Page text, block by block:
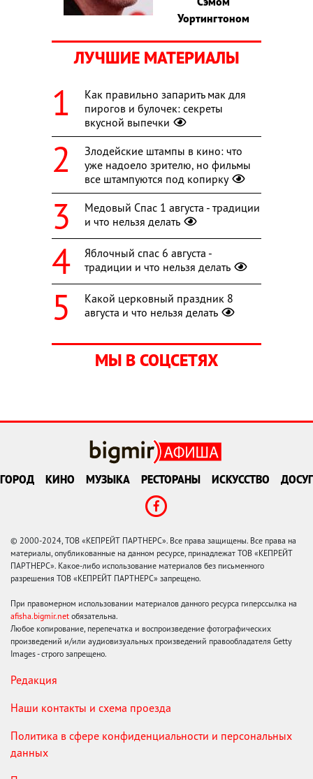
Уортингтоном
ЛУЧШИЕ МАТЕРИАЛЫ
Как правильно запарить мак для
пирогов и булочек: секреты
вкусной выпечки
Злодейские штампы в кино: что
уже надоело зрителю, но фильмы
все штампуются под копирку
Медовый Спас 1 августа - традиции
и что нельзя делать
Яблочный спас 6 августа -
традиции и что нельзя делать
Какой церковный праздник 8
августа и что нельзя делать
МЫ В СОЦСЕТЯХ
ГОРОД КИНО МУЗЫКА РЕСТОРАНЫ ИСКУССТВО ДОСУГ
© 2000-2024, ТОВ «КЕПРЕЙТ ПАРТНЕРС». Все права защищены. Все права на
материалы, опубликованные на данном ресурсе, принадлежат ТОВ «КЕПРЕЙТ
ПАРТНЕРС». Какое-либо использование материалов без письменного
разрешения ТОВ «КЕПРЕЙТ ПАРТНЕРС» запрещено.
При правомерном использовании материалов данного ресурса гиперссылка на
afisha.bigmir.net обязательна.
Любое копирование, перепечатка и воспроизведение фотографических
произведений и/или аудиовизуальных произведений правообладателя Getty
Images - строго запрещено.
Редакция
Наши контакты и схема проезда
Политика в сфере конфиденциальности и персональных
данных